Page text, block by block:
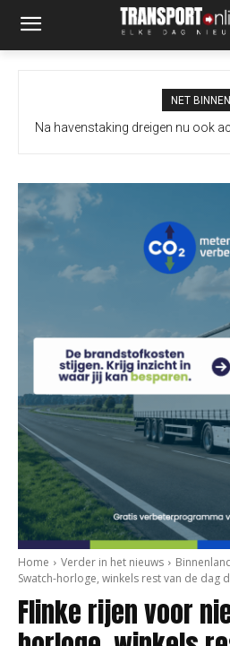
NET BINNEN
Na havenstaking dreigen nu ook
Home Verder in het nieuws
Swatch-horloge, winkels rest van de dag
Flinke rijen voor